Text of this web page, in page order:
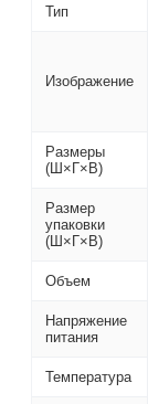
Тип
Изображение
Размеры
(Ш×Г×В)
Размер
упаковки
(Ш×Г×В)
Объем
Напряжение
питания
Температура